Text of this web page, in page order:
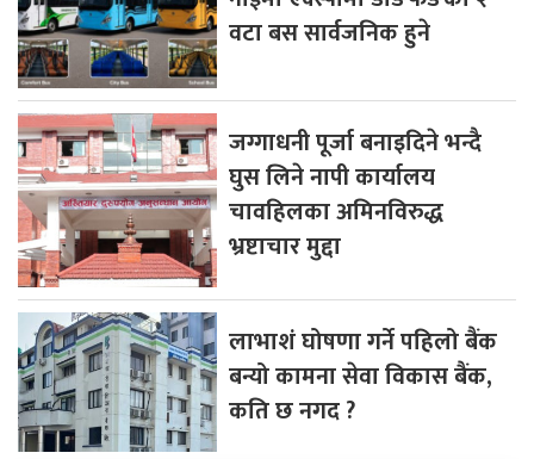
वटा बस सार्वजनिक हुने
जग्गाधनी पूर्जा बनाइदिने भन्दै
घुस लिने नापी कार्यालय
चावहिलका अमिनविरुद्ध
भ्रष्टाचार मुद्दा
लाभाशं घोषणा गर्ने पहिलो बैंक
बन्यो कामना सेवा विकास बैंक,
कति छ नगद ?